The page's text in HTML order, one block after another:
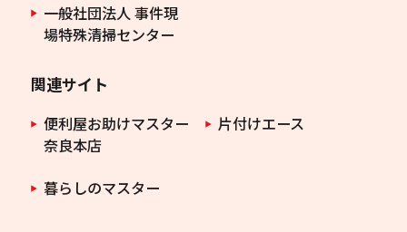
一般社団法人 事件現
場特殊清掃センター
関連サイト
便利屋お助けマスター
奈良本店
片付けエース
暮らしのマスター